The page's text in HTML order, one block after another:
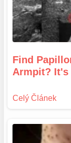
Find
Armpit? It's